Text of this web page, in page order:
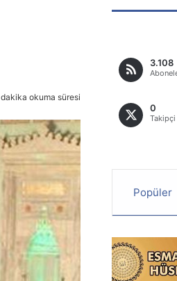
dakika okuma süresi
3.108
0
Takipçi
Popüler